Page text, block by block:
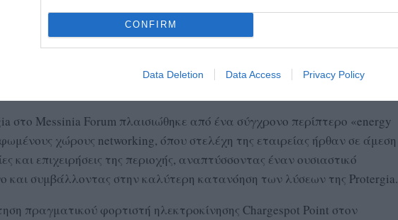
CONFIRM
Data Deletion Data Access Privacy Policy
της ενέργειας δεν είναι πλέον επιλογή, αλλά βασικός παράγοντας
για τις επιχειρήσεις. Στην Protergia θεωρούμε καθήκον μας να
σε λύσεις που προσφέρουν σταθερότητα κόστους, ευελιξία και
στη μετάβαση προς πιο βιώσιμα μοντέλα λειτουργίας».
στο Messinia Forum πλαισιώθηκε από ένα σύγχρονο περίπτερο «energy
χώρους networking, όπου στελέχη της εταιρείας ήρθαν σε άμεση
και επιχειρήσεις της περιοχής, αναπτύσσοντας έναν ουσιαστικό
και συμβάλλοντας στην καλύτερη κατανόηση των λύσεων της Protergia.
πραγματικού φορτιστή ηλεκτροκίνησης Chargespot Point στον